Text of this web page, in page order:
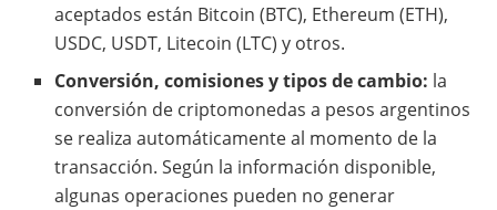
aceptados están Bitcoin (BTC), Ethereum (ETH),
USDC, USDT, Litecoin (LTC) y otros.
Conversión, comisiones y tipos de cambio: la
conversión de criptomonedas a pesos argentinos
se realiza automáticamente al momento de la
transacción. Según la información disponible,
algunas operaciones pueden no generar